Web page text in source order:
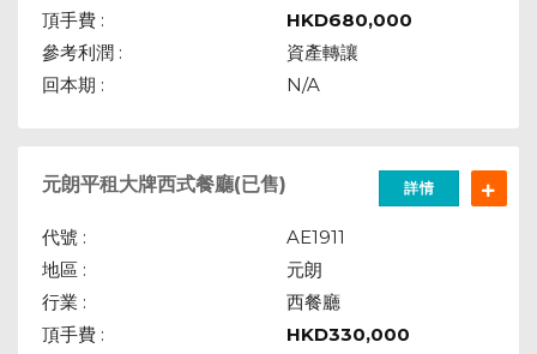
頂手費 :
HKD680,000
參考利潤 :
資產轉讓
回本期 :
N/A
元朗平租大牌西式餐廳(已售) 詳情
代號 :
AE1911
地區 :
元朗
行業 :
西餐廳
頂手費 :
HKD330,000